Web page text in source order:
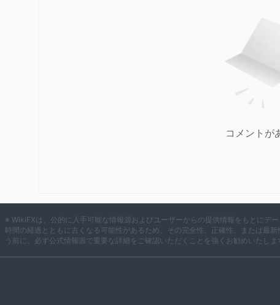
コメントが
※ WikiFXは、公的に入手可能な情報源およびユーザーからの提供情報をもとにデ
時間の経過とともに古くなる可能性があるため、その完全性、正確性、または最
う前に、必ず公式情報源で重要な詳細をご確認いただくことを強くお勧めいたしま